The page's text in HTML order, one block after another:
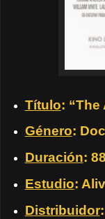
Título: “The
Género:
Duración:
Estudio:
Distribuidor